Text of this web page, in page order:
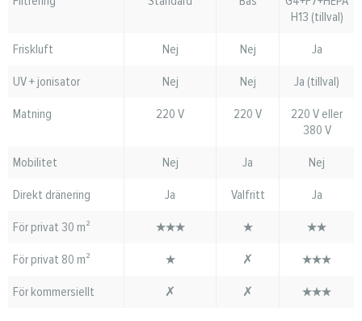
H13 (tillval)
Friskluft
Nej Nej
Ja
UV + jonisator
Nej Nej
Ja (tillval)
Matning
220 V 220 V
220 V eller
380 V
Mobilitet
Nej Ja
Nej
Direkt dränering
Ja Valfritt
Ja
För privat 30 m²
★★★ ★
★★
För privat 80 m²
★ ✗
★★★
För kommersiellt
✗ ✗ ★★★